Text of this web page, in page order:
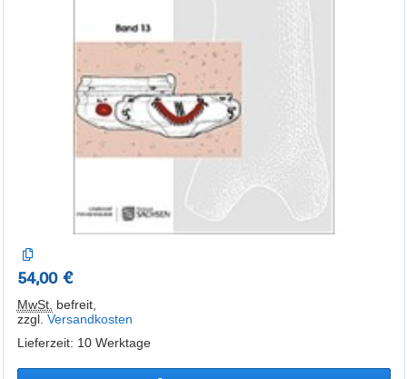
54,00 €
MwSt. befreit,
zzgl. Versandkosten
Lieferzeit: 10 Werktage